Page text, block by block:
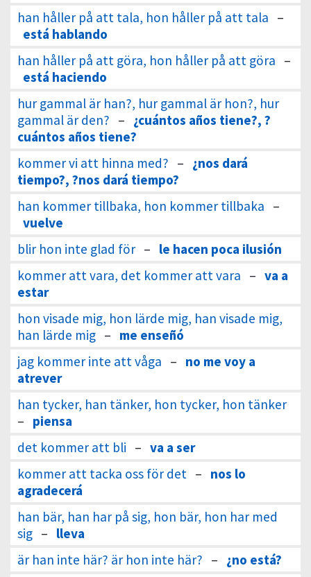
han håller på att tala, hon håller på att tala –
está hablando
han håller på att göra, hon håller på att göra –
está haciendo
hur gammal är han?, hur gammal är hon?, hur
gammal är den? – ¿cuántos años tiene?, ?
cuántos años tiene?
kommer vi att hinna med? – ¿nos dará
tiempo?, ?nos dará tiempo?
han kommer tillbaka, hon kommer tillbaka –
vuelve
blir hon inte glad för – le hacen poca ilusión
kommer att vara, det kommer att vara – va a
estar
hon visade mig, hon lärde mig, han visade mig,
han lärde mig – me enseñó
jag kommer inte att våga – no me voy a
atrever
han tycker, han tänker, hon tycker, hon tänker
– piensa
det kommer att bli – va a ser
kommer att tacka oss för det – nos lo
agradecerá
han bär, han har på sig, hon bär, hon har med
sig – lleva
är han inte här? är hon inte här? – ¿no está?